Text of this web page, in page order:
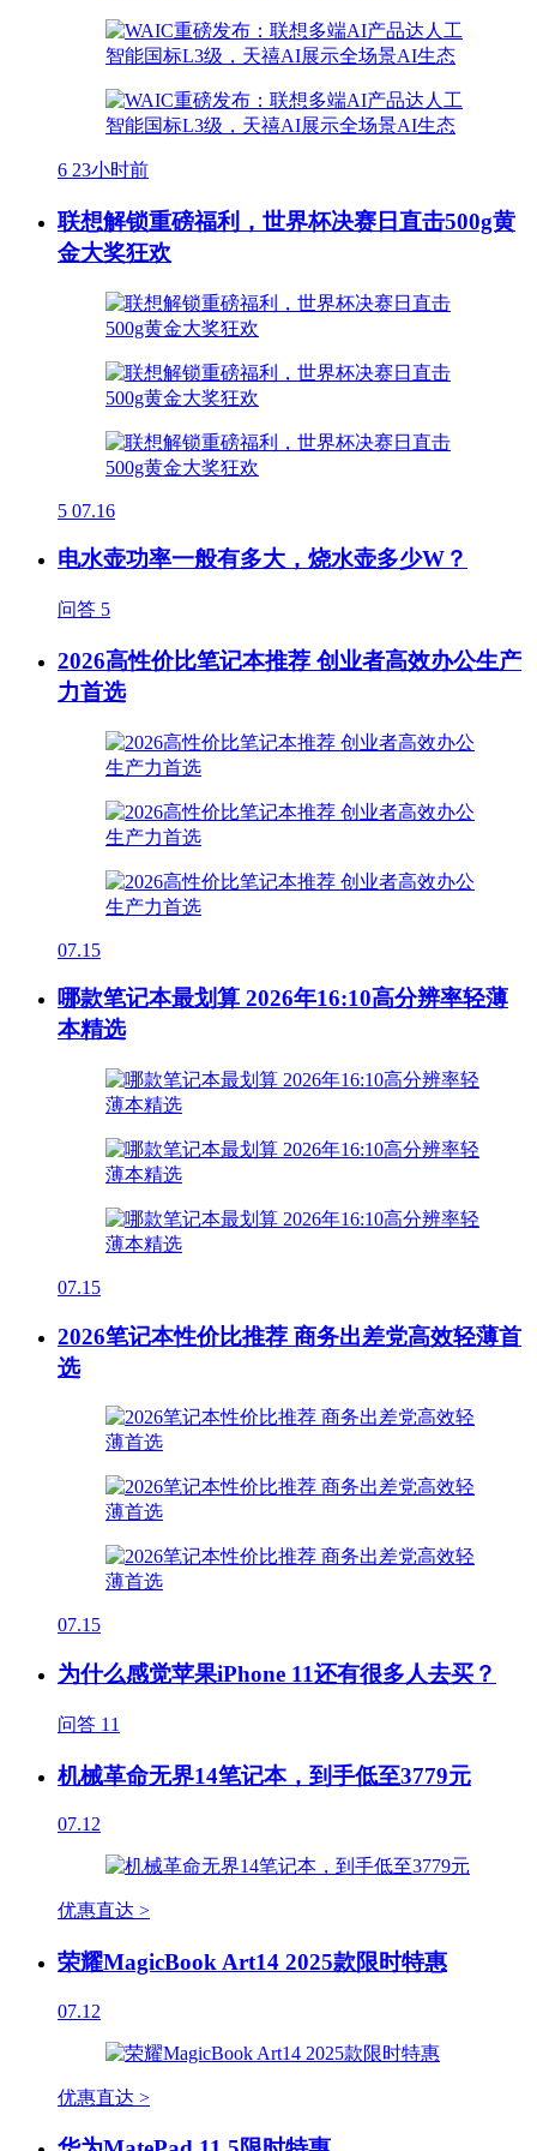
6 23小时前
联想解锁重磅福利，世界杯决赛日直击500g黄
金大奖狂欢
5 07.16
电水壶功率一般有多大，烧水壶多少W？
问答 5
2026高性价比笔记本推荐 创业者高效办公生产
力首选
07.15
哪款笔记本最划算 2026年16:10高分辨率轻薄
本精选
07.15
2026笔记本性价比推荐 商务出差党高效轻薄首
选
07.15
为什么感觉苹果iPhone 11还有很多人去买？
问答 11
机械革命无界14笔记本，到手低至3779元
07.12
优惠直达 >
荣耀MagicBook Art14 2025款限时特惠
07.12
优惠直达 >